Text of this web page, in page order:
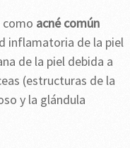
acné común
inflamatoria de la piel
de la piel debida a
(estructuras de la
y la glándula